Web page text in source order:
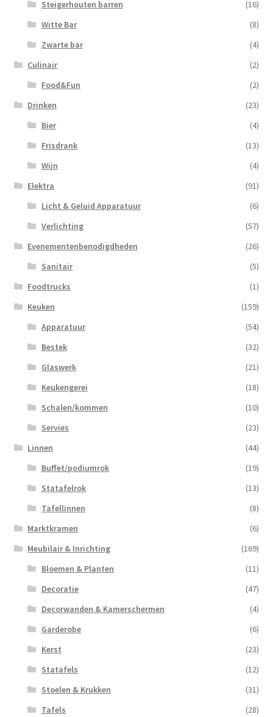
Steigerhouten barren
(16)
Witte Bar
(8)
Zwarte bar
(4)
Culinair
(2)
Food&Fun
(2)
Drinken
(23)
Bier
(4)
Frisdrank
(13)
Wijn
(4)
Elektra
(91)
Licht & Geluid Apparatuur
(6)
Verlichting
(57)
Evenementenbenodigdheden
(26)
Sanitair
(5)
Foodtrucks
(1)
Keuken
(159)
Apparatuur
(54)
Bestek
(32)
Glaswerk
(21)
Keukengerei
(18)
Schalen/kommen
(10)
Servies
(23)
Linnen
(44)
Buffet/podiumrok
(19)
Statafelrok
(13)
Tafellinnen
(8)
Marktkramen
(6)
Meubilair & Inrichting
(169)
Bloemen & Planten
(11)
Decoratie
(47)
Decorwanden & Kamerschermen
(4)
Garderobe
(6)
Kerst
(23)
Statafels
(12)
Stoelen & Krukken
(31)
Tafels
(28)